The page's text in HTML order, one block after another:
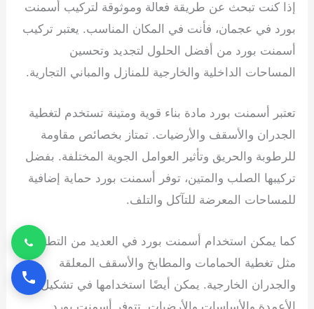
إذا كنت تبحث عن طريقة فعالة وموثوقة لتركيب أسمنت
بورد في عجمان، فأنت في المكان المناسب. يعتبر تركيب
أسمنت بورد من أفضل الحلول لتجديد وتحسين
المساحات الداخلية والخارجية للمنازل والمباني التجارية.
تعتبر أسمنت بورد مادة بناء قوية ومتينة تستخدم لتغطية
الجدران والأسقف والأرضيات. تمتاز بخصائص مقاومة
للرطوبة والحريق وتأثير العوامل الجوية المختلفة. بفضل
تركيبها الصلب والمتين، توفر أسمنت بورد حماية إضافية
للمساحات المعرضة للتآكل والتلف.
كما يمكن استخدام أسمنت بورد في العديد من التطبيقات
مثل تغطية الحمامات والمطابخ والأسقف المعلقة
والجدران الخارجية. يمكن أيضًا استخدامها في تشكيل
الأعمدة والأساسات والأرضيات. تتوفر أسمنت بورد